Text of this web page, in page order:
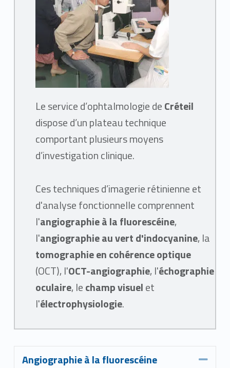
s
Le service d’ophtalmologie deCréteil
dispose d’un plateau technique
comportant plusieurs moyens
d’investigation clinique.
Ces techniques d’imagerie rétinienne et
d'analyse fonctionnelle comprennent
l'angiographie à la fluorescéine,
l'angiographie au vert d'indocyanine, la
tomographie en cohérence optique
(OCT), l'OCT-angiographie, l'échographie
oculaire, lechamp visuelet
l'électrophysiologie.
Angiographie à la fluorescéine